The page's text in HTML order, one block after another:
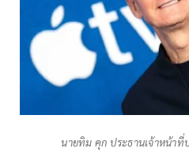
นายทิม คุก ประธานเจ้าหน้า